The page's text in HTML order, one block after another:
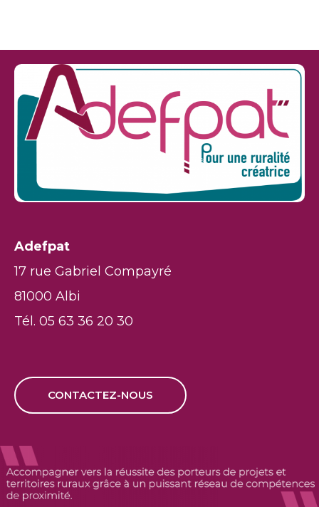
Adefpat
17 rue Gabriel Compayré
81000 Albi
Tél. 05 63 36 20 30
CONTACTEZ-NOUS